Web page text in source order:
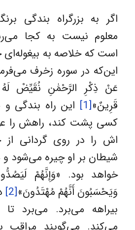
اگر به بزرگراه بندگی
معلوم نیست به کجا
است که خلاصه به
این‌که در سوره زخرف
عَنْ ذِكْرِ الرَّحْمَٰنِ نُقَيِّضْ لَهُ
قَرِينٌ»[1]
این راه بندگی
کسی پشت کند، راهش را
اش را در روی گردانی از
شیطان بر او چیره می‌شود
خواهد بود. «وَإِنَّهُمْ
وَيَحْسَبُونَ أَنَّهُمْ مُهْتَدُونَ»[2]
بیراهه می‌برد. می‌برد